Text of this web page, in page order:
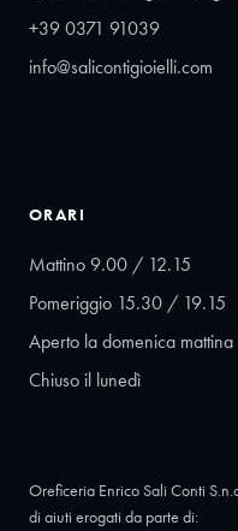
+39 0371 91039
info@salicontigioielli.com
ORARI
Mattino 9.00 / 12.15
Pomeriggio 15.30 / 19.15
Aperto la domenica mattina
Chiuso il lunedì
Oreficeria Enrico Sali Conti
di aiuti erogati da parte di: